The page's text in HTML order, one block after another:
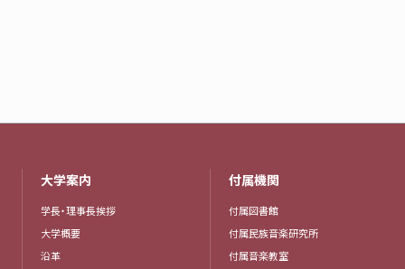
大学案内
学長・理事長挨拶
大学概要
沿革
付属機関
付属図書館
付属民族音楽研究所
付属音楽教室